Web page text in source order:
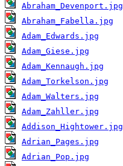
Abraham_Devenport.jpg
Abraham_Fabella.jpg
Adam_Edwards.jpg
Adam_Giese.jpg
Adam_Kennaugh.jpg
Adam_Torkelson.jpg
Adam_Walters.jpg
Adam_Zahller.jpg
Addison_Hightower.jpg
Adrian_Pages.jpg
Adrian_Pop.jpg